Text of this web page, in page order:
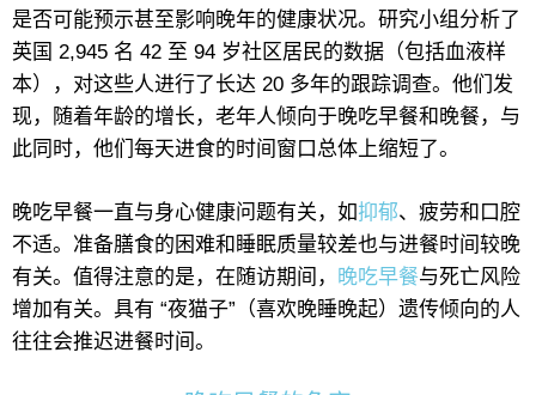
是否可能预示甚至影响晚年的健康状况。研究小组分析了
英国 2,945 名 42 至 94 岁社区居民的数据（包括血液样
本），对这些人进行了长达 20 多年的跟踪调查。他们发
现，随着年龄的增长，老年人倾向于晚吃早餐和晚餐，与
此同时，他们每天进食的时间窗口总体上缩短了。
晚吃早餐一直与身心健康问题有关，如抑郁、疲劳和口腔
不适。准备膳食的困难和睡眠质量较差也与进餐时间较晚
有关。值得注意的是，在随访期间， 晚吃早餐与死亡风险
增加有关。具有 “夜猫子”（喜欢晚睡晚起）遗传倾向的人
往往会推迟进餐时间。